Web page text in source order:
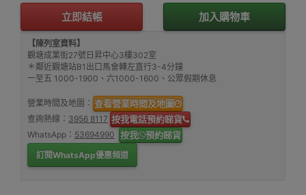
立即結帳 加入購物車
【陳列室資料】
觀塘成業街27號日昇中心3樓302室
＊鄰近觀塘站B1出口馬會轉左直行3-4分鐘
一至五 1000-1900、六1000-1600、公眾假期休息
營業時間及地圖： 查看營業時間及地圖
查詢熱線： 3956 8117 按我電話預約睇貨
WhatsApp： 53694990 按我 預約睇貨
訂閱WhatsApp優惠頻道